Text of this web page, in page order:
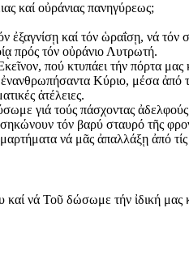
καί οὐράνιας πανηγύρεως;
καί τόν ὡραΐσῃ, νά
πρός τόν οὐράνιο Λυτρωτή.
πού κτυπάει τήν πόρτα μας
Κύριο, μέσα ἀπό
ἀτέλειες.
γιά τούς πάσχοντας
τόν βαρύ σταυρό τῆς
νά μᾶς ἀπαλλάξῃ ἀπό τίς
νά Τοῦ δώσωμε τήν ἰδική